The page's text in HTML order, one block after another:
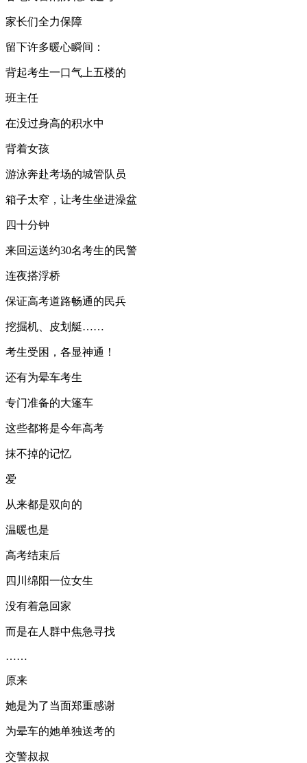
家长们全力保障
留下许多暖心瞬间：
背起考生一口气上五楼的
班主任
在没过身高的积水中
背着女孩
游泳奔赴考场的城管队员
箱子太窄，让考生坐进澡盆
四十分钟
来回运送约30名考生的民警
连夜搭浮桥
保证高考道路畅通的民兵
挖掘机、皮划艇……
考生受困，各显神通！
还有为晕车考生
专门准备的大篷车
这些都将是今年高考
抹不掉的记忆
爱
从来都是双向的
温暖也是
高考结束后
四川绵阳一位女生
没有着急回家
而是在人群中焦急寻找
……
原来
她是为了当面郑重感谢
为晕车的她单独送考的
交警叔叔